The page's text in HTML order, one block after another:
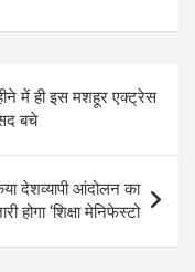
में ही इस मशहूर एक्ट्रेस
बचे
देशव्यापी आंदोलन का
‘शिक्षा मेनिफेस्टो